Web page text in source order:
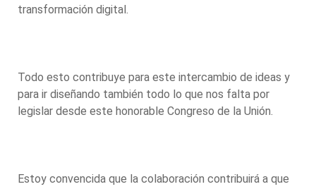
transformación digital.
Todo esto contribuye para este intercambio de ideas y
para ir diseñando también todo lo que nos falta por
legislar desde este honorable Congreso de la Unión.
Estoy convencida que la colaboración contribuirá a que